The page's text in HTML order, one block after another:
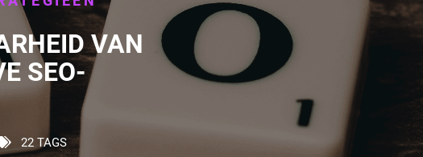
VAN
SEO-
22 TAGS